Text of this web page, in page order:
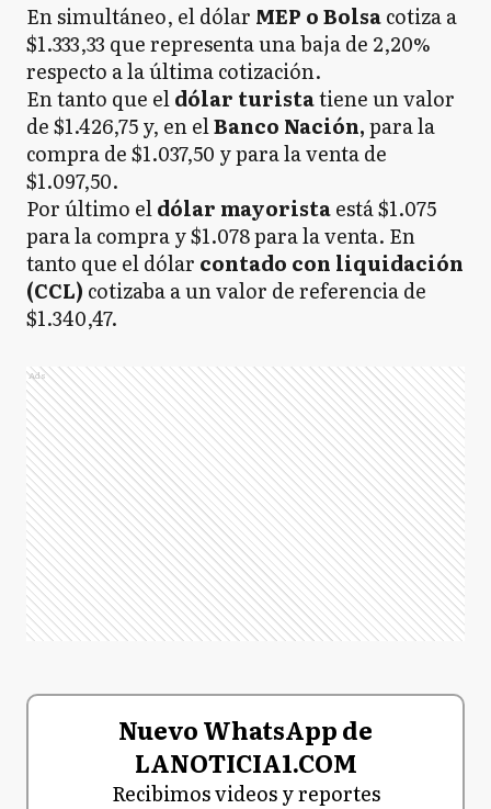
En simultáneo, el dólar MEP o Bolsacotiza a
$1.333,33 que representa una baja de 2,20%
respecto a la última cotización.
En tanto que eldólar turistatiene un valor
de$1.426,75 y, en elBanco Nación,para la
compra de $1.037,50 y para la venta de
$1.097,50.
Por último eldólar mayoristaestá$1.075
para la compra y $1.078 para la venta. En
tanto que el dólar contado con liquidación
(CCL) cotizaba a un valor de referencia de
$1.340,47.
Ads
Nuevo WhatsApp de
LANOTICIA1.COM
Recibimos videos y reportes